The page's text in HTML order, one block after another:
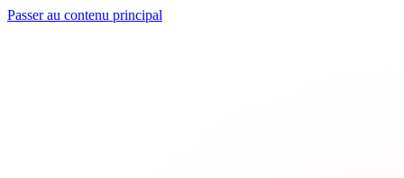
Passer au contenu principal